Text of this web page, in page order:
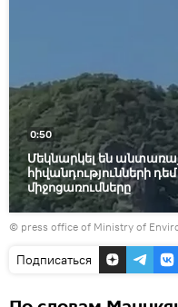
Մեկնարկել են
հիվանդությունների
միջոցառումները
0:50
© press office of Ministry of
Подписаться